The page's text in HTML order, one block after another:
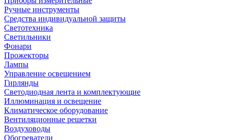
Ручные инструменты
Средства индивидуальной защиты
Светотехника
Светильники
Фонари
Прожекторы
Лампы
Управление освещением
Гирлянды
Светодиодная лента и комплектующие
Иллюминация и освещение
Климатическое оборудование
Вентиляционные решетки
Воздуховоды
Обогреватели